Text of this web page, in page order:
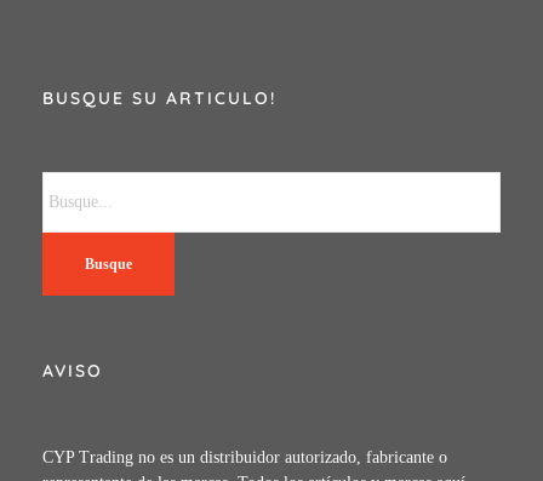
BUSQUE SU ARTICULO!
Busque
AVISO
CYP Trading no es un distribuidor autorizado, fabricante o